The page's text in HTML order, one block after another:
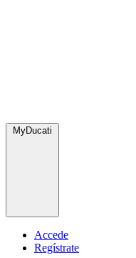
MyDucati
Accede
Regístrate